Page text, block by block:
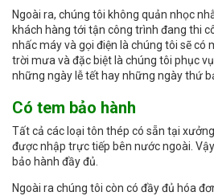
Ngoài ra, chúng tôi không quản nhọc
khách hàng tới tận công trình đang thi
nhấc máy và gọi điện là chúng tôi sẽ có
trời mưa và đặc biệt là chúng tôi phục
những ngày lễ tết hay những ngày thứ
Có tem bảo hành
Tất cả các loại tôn thép có sẵn tại
được nhập trực tiếp bên nước ngoài.
bảo hành đầy đủ.
Ngoài ra chúng tôi còn có đầy đủ hóa